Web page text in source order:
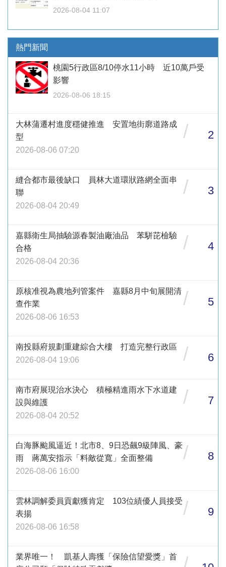
2026-08-04 11:07
熱門新聞
桃園5行政區8/10停水11小時 近10萬戶受
影響
2026-08-06 18:15
大林蒲遷村進度穩健推進 安置地街廓道路成
型
2026-08-06 07:20
/ 2
縫合都市最後缺口 員林大道環狀路網全面串
聯
2026-08-04 20:49
/ 3
嘉縣衛生局抽驗源春製油廠油品 苯駢芘檢驗
合格
2026-08-04 20:36
/ 4
原核准視為農地列管案件 嘉縣8月中旬展開清
查作業
2026-08-06 16:53
/ 5
南投縣府規劃重建綜合大樓 打造完整行政區
2026-08-04 19:06
/ 6
南市府展現治水決心 積極精進雨水下水道建
設與維護
2026-08-04 20:52
/ 7
白海豚颱風逼近！北市8、9日恐飆9級陣風、豪
雨 蔣萬安指示「料敵從寬」全面整備
2026-08-06 16:00
/ 8
雲林調解委員貢獻獲肯定 103位績優人員接受
表揚
2026-08-06 16:58
/ 9
業界唯一！ 凱基人壽獲「保險信望愛獎」首